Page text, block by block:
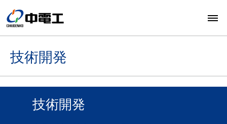
技術開発
技術開発